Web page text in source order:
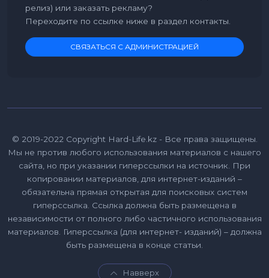
релиз) или заказать рекламу?
Переходите по ссылке ниже в раздел контакты.
СВЯЗАТЬСЯ С АДМИНИСТРАЦИЕЙ
© 2019-2022 Copyright Hard-Life.kz - Все права защищены.
Мы не против любого использования материалов с нашего
сайта, но при указании гиперссылки на источник. При
копировании материалов, для интернет-изданий –
обязательна прямая открытая для поисковых систем
гиперссылка. Ссылка должна быть размещена в
независимости от полного либо частичного использования
материалов. Гиперссылка (для интернет- изданий) – должна
быть размещена в конце статьи.
Навверх